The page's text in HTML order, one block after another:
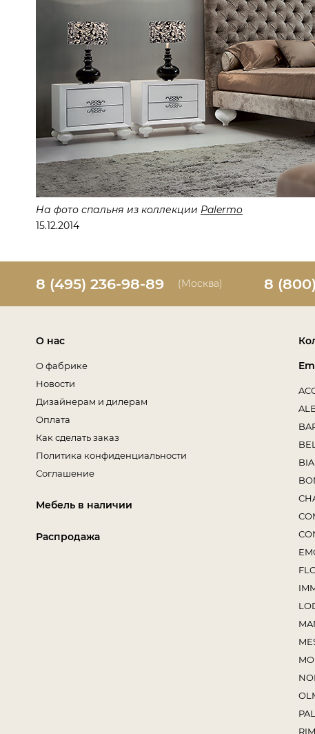
На фото спальня из коллекции Palermo
15.12.2014
8 (495) 236-98-89 (Москва) 8
О нас
О фабрике
Новости
Дизайнерам и дилерам
Оплата
Как сделать заказ
Политика конфиденциальности
Соглашение
Мебель в наличии
Распродажа